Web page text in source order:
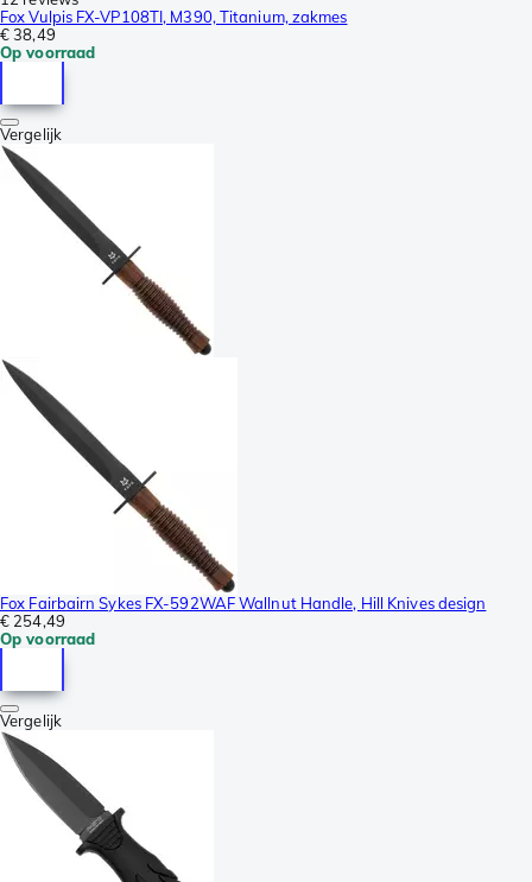
Fox Vulpis FX-VP108TI, M390, Titanium, zakmes
€ 38,49
Op voorraad
Vergelijk
Fox Fairbairn Sykes FX-592WAF Wallnut Handle, Hill Knives design
€ 254,49
Op voorraad
Vergelijk